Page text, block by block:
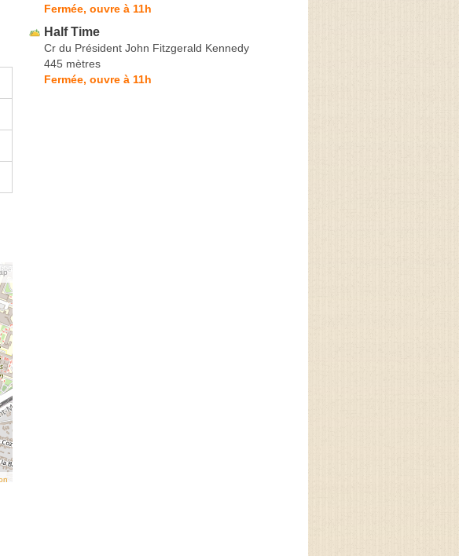
Fermée, ouvre à 11h
Half Time
Cr du Président John Fitzgerald Kennedy
445 mètres
Fermée, ouvre à 11h